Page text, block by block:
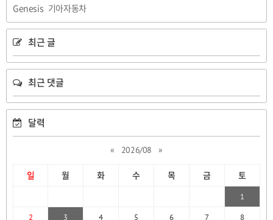
Genesis 기아자동차
최근 글
최근 댓글
달력
« 2026/08 »
일 월 화 수 목 금 토
1
2
3 4 5 6 7
8